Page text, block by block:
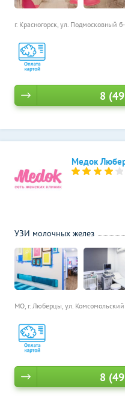
г. Красногорск, ул. Подмосковный
8
Медок
МО, г. Люберцы, ул. Комсомольский
УЗИ молочных желез
8